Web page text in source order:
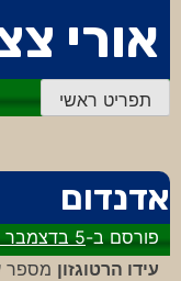
לתוכן
אורי
תפריט ראשי
אדנדום
פורסם ב-5 בדצמבר 2008
עידו הרטוגזון מספר